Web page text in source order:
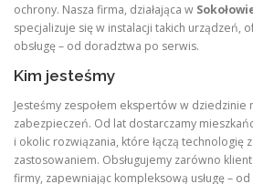
ochrony. Nasza firma, działająca w
specjalizuje się w instalacji takich urządzeń,
obsługę – od doradztwa po serwis.
Kim jesteśmy
Jesteśmy zespołem ekspertów w dziedzinie
zabezpieczeń. Od lat dostarczamy
i okolic rozwiązania, które łączą technologię
zastosowaniem. Obsługujemy zarówno
firmy, zapewniając kompleksową usługę –